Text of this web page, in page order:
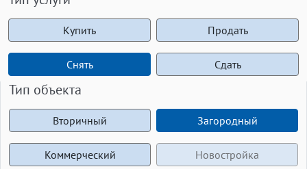
Купить Продать
Снять Сдать
Тип объекта
Вторичный Загородный
Коммерческий Новостройка